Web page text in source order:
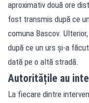
aproximativ două ore
fost transmis după ce
comuna Bascov.
după ce un urs și-a
dată pe o altă stradă.
Autoritățile au
La fiecare dintre